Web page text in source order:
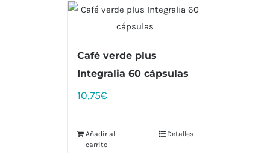
Café verde plus
Integralia 60 cápsulas
10,75€
Añadir al
carrito
Detalles